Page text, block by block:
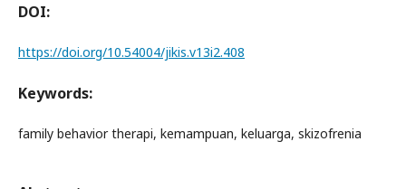
DOI:
https://doi.org/10.54004/jikis.v13i2.408
Keywords:
family behavior therapi, kemampuan, keluarga, skizofrenia